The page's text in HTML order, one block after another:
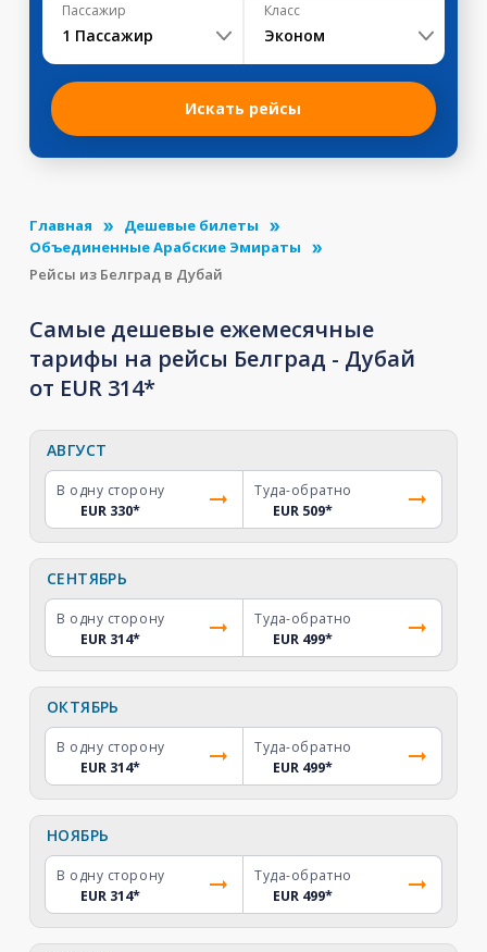
Пассажир
1 Пассажир
Класс
Эконом
Искать рейсы
Главная
Дешевые билеты
Объединенные Арабские Эмираты
Рейсы из Белград в Дубай
Самые дешевые ежемесячные
тарифы на рейсы Белград - Дубай
от EUR 314*
АВГУСТ
В одну сторону
EUR 330*
Туда-обратно
EUR 509*
СЕНТЯБРЬ
В одну сторону
EUR 314*
Туда-обратно
EUR 499*
ОКТЯБРЬ
В одну сторону
EUR 314*
Туда-обратно
EUR 499*
НОЯБРЬ
В одну сторону
EUR 314*
Туда-обратно
EUR 499*